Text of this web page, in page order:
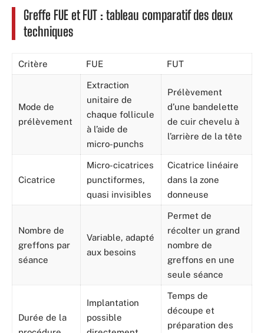
Greffe FUE et FUT : tableau comparatif des deux
techniques
Critère FUE FUT
Mode de
prélèvement
Extraction
unitaire de
chaque follicule
à l’aide de
micro-punchs
Prélèvement
d’une bandelette
de cuir chevelu à
l’arrière de la tête
Cicatrice
Micro-cicatrices
punctiformes,
quasi invisibles
Cicatrice linéaire
dans la zone
donneuse
Nombre de
greffons par
séance
Variable, adapté
aux besoins
Permet de
récolter un grand
nombre de
greffons en une
seule séance
Durée de la
Implantation
possible
Temps de
découpe et
préparation des